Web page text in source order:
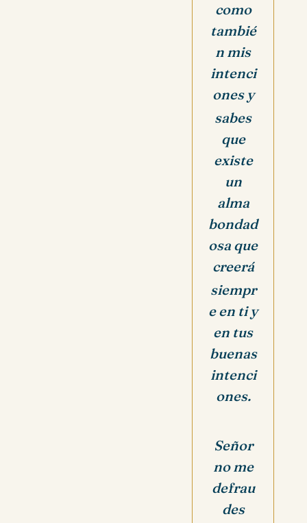
como
tambié
n mis
intenci
ones y
sabes
que
existe
un
alma
bondad
osa que
creerá
siempr
e en tiy
en tus
buenas
intenci
ones.
Señor
no me
defrau
des